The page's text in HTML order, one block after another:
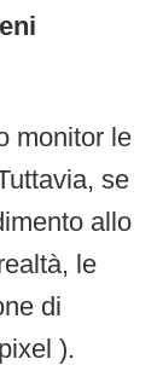
monitor le
se
allo
le
di
).